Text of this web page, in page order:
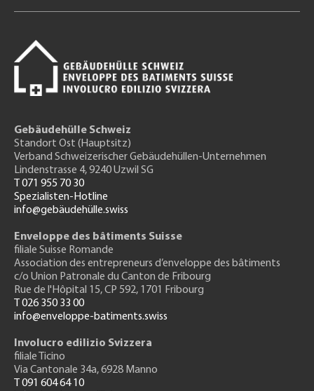
Gebäudehülle Schweiz
Standort Ost (Hauptsitz)
Verband Schweizerischer Gebäudehüllen-Unternehmen
Lindenstrasse 4, 9240 Uzwil SG
T 071 955 70 30
Spezialisten-Hotline
info@gebäudehülle.swiss
Enveloppe des bâtiments Suisse
filiale Suisse Romande
Association des entrepreneurs d’enveloppe des bâtiments
c/o Union Patronale du Canton de Fribourg
Rue de l'Hôpital 15, CP 592, 1701 Fribourg
T 026 350 33 00
info@enveloppe-batiments.swiss
Involucro edilizio Svizzera
filiale Ticino
Via Cantonale 34a, 6928 Manno
T 091 604 64 10